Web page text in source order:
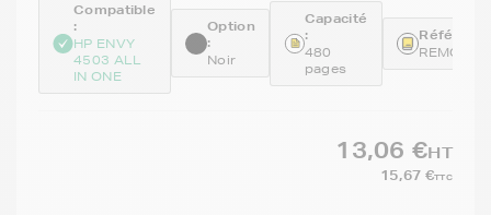
Compatible
:
HP ENVY
4503 ALL
IN ONE
Option
:
Noir
Capacité
:
480
pages
13,06 €HT
15,67 €TTC